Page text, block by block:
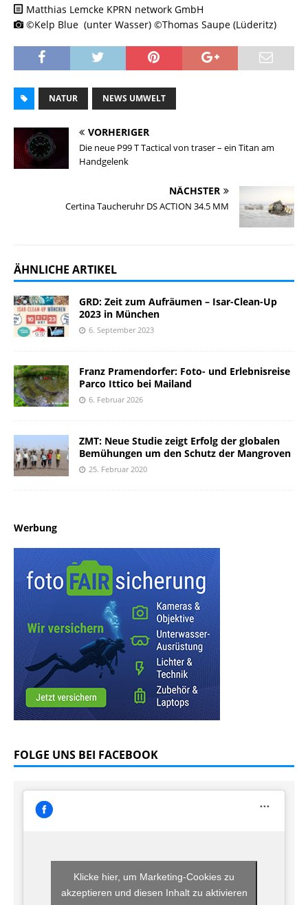
Matthias Lemcke KPRN network GmbH
©Kelp Blue (unter Wasser) ©Thomas Saupe (Lüderitz)
NATUR NEWS UMWELT
VORHERIGER
Die neue P99 T Tactical von traser – ein Titan am
Handgelenk
NÄCHSTER
Certina Taucheruhr DS ACTION 34.5 MM
ÄHNLICHE ARTIKEL
GRD: Zeit zum Aufräumen – Isar-Clean-Up
2023 in München
6. September 2023
Franz Pramendorfer: Foto- und Erlebnisreise
Parco Ittico bei Mailand
6. Februar 2026
ZMT: Neue Studie zeigt Erfolg der globalen
Bemühungen um den Schutz der Mangroven
25. Februar 2020
Werbung
FOLGE UNS BEI FACEBOOK
Klicke hier, um Marketing-Cookies zu
akzeptieren und diesen Inhalt zu aktivieren